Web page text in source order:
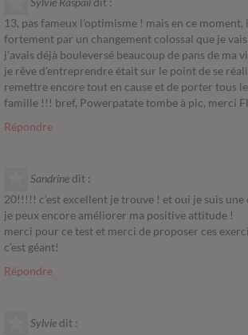
13, pas fameux l’optimisme ! mais en ce
fortement par un changement colossal que je
j’avais déjà bouleversé beaucoup de pans de ma
je rêve d’entreprendre était sur le point de se
remettre encore tout en cause et de porter tous
famille !!! bref, Powerpatate tombe à pic, merci
Répondre
Sandrine dit :
20!!!!! c’est excellent je trouve ! et oui je suis
je peux encore améliorer ma positive attitude !
merci pour ce test et merci de proposer ces
c’est géant!
Répondre
Sylvie dit :